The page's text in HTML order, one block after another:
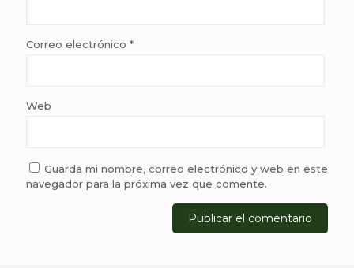
Correo electrónico *
Web
Guarda mi nombre, correo electrónico y web en este
navegador para la próxima vez que comente.